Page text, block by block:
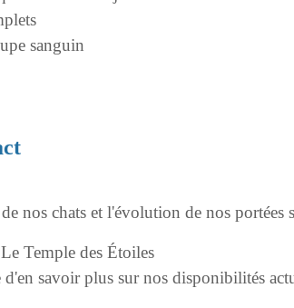
sanguin
nos chats et l'évolution de nos portées
Temple des Étoiles
savoir plus sur nos disponibilités